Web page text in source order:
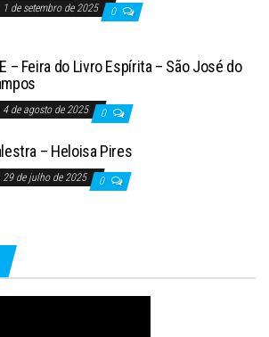
1 de setembro de 2025 0
– Feira do Livro Espírita – São José do
4 de agosto de 2025 0
– Heloisa Pires
29 de julho de 2025 0